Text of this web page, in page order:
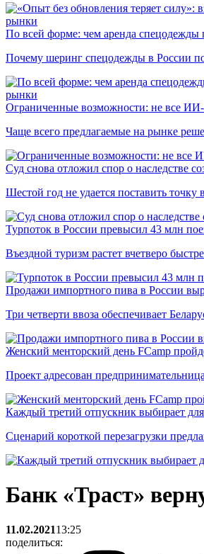
рынки
По всей форме: чем аренда спецодежды
Почему шеринг спецодежды в России
рынки
Ограниченные возможности: не все ИИ-
Чаще всего предлагаемые на рынке
Суд снова отложил спор о наследстве
Шестой год не удается поставить точку
Турпоток в России превысил 43 млн
Въездной туризм растет вчетверо
Продажи импортного пива в России
Три четверти ввоза обеспечивает
Женский менторский день FCamp
Проект адресован
Каждый третий отпускник выбирает
Сценарий короткой перезагрузки
Банк «Траст»
11.02.202113:25
поделиться: